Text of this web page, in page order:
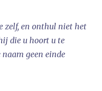
zelf, en onthul niet het
die u hoort u te
geen einde